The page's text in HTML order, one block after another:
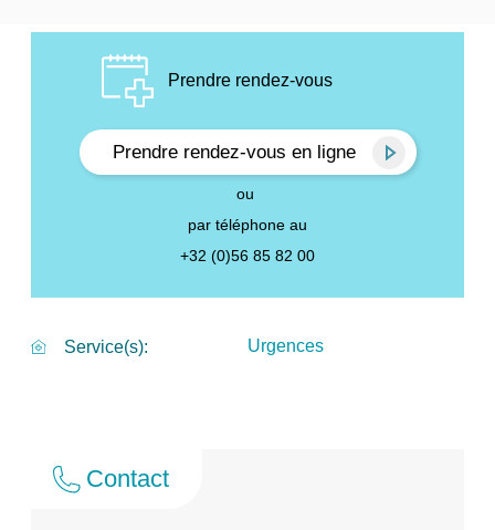
Prendre rendez-vous
Prendre rendez-vous en ligne
ou
par téléphone au
+32 (0)56 85 82 00
Service(s) Urgences
Contact